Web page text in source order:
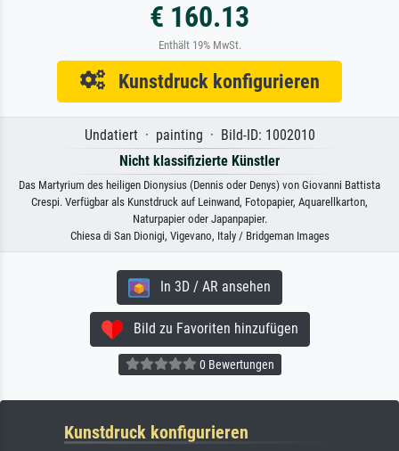
€ 160.13
Enthält 19% MwSt.
Kunstdruck konfigurieren
Undatiert · painting · Bild-ID: 1002010
Nicht klassifizierte Künstler
Das Martyrium des heiligen Dionysius (Dennis oder Denys) von Giovanni Battista
Crespi. Verfügbar als Kunstdruck auf Leinwand, Fotopapier, Aquarellkarton,
Naturpapier oder Japanpapier.
Chiesa di San Dionigi, Vigevano, Italy / Bridgeman Images
In 3D / AR ansehen
Bild zu Favoriten hinzufügen
0 Bewertungen
Kunstdruck konfigurieren